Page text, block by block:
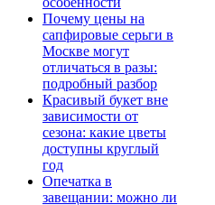
Почему цены на
сапфировые серьги в
Москве могут
отличаться в разы:
подробный разбор
Красивый букет вне
зависимости от
сезона: какие цветы
доступны круглый
год
Опечатка в
завещании: можно ли